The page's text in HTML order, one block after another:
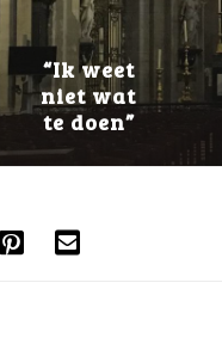
“Ik weet
niet wat
te doen”